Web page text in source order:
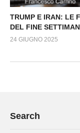
TRUMP E IRAN: LE
DEL FINE
24 GIUGNO 2025
Search